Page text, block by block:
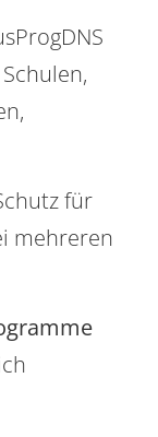
für
mehreren